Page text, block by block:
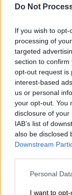
Do Not
If you wish to
processing of
targeted
section to
opt-out request is
interest-based
us or personal
your opt-out. You
disclosure of
IAB’s list of
also be disclosed
Downstream
Please note that
not limited to
Personal
I want to
Έγινε η
Πέμπτης 8
κατηγορία
ΔΙΑΒΑΣΤΕ
Ελλάδα|
Πύργος: